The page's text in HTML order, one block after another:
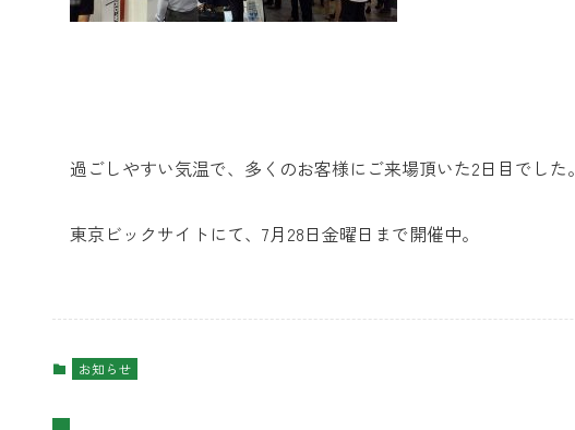
過ごしやすい気温で、多くのお客様にご来場頂いた2日目でした。
東京ビックサイトにて、7月28日金曜日まで開催中。
お知らせ